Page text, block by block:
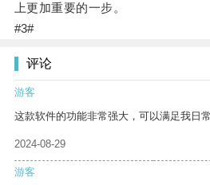
上更加重要的一步。
#3#
评论
游客
这款软件的功能非常强大，可以满足我日
2024-08-29
游客